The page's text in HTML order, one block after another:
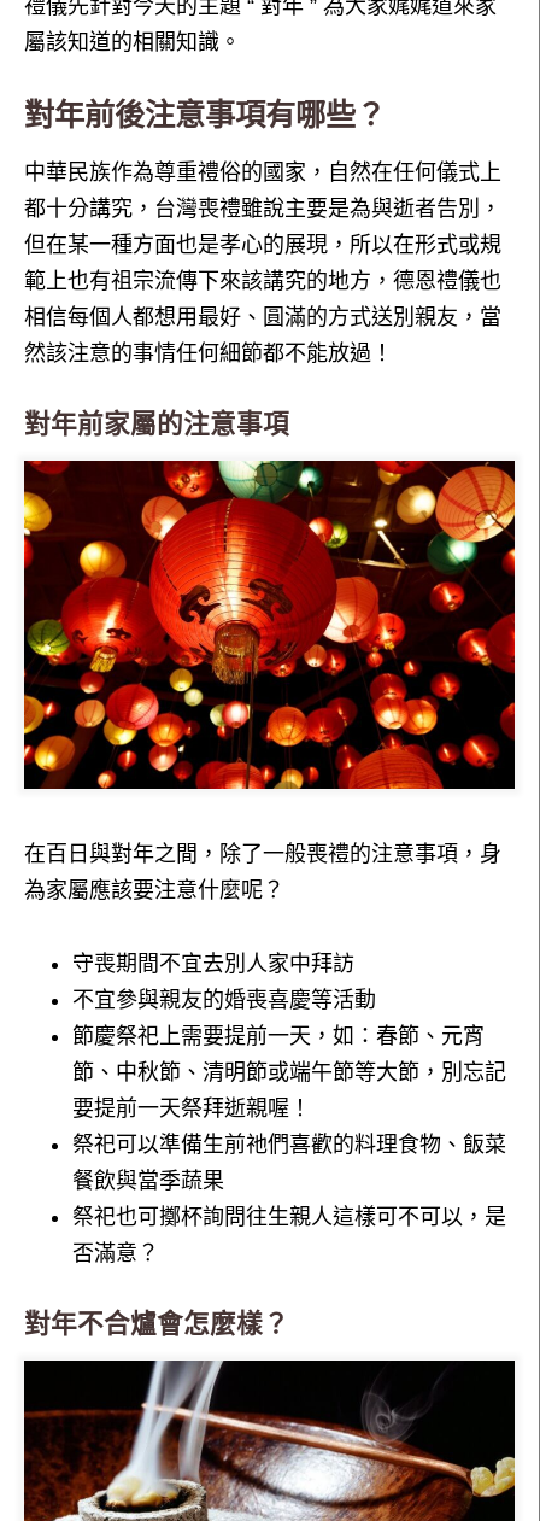
禮儀先針對今天的主題 “ 對年 ” 為大家娓娓道來家
屬該知道的相關知識。
對年前後注意事項有哪些？
中華民族作為尊重禮俗的國家，自然在任何儀式上
都十分講究，台灣喪禮雖說主要是為與逝者告別，
但在某一種方面也是孝心的展現，所以在形式或規
範上也有祖宗流傳下來該講究的地方，德恩禮儀也
相信每個人都想用最好、圓滿的方式送別親友，當
然該注意的事情任何細節都不能放過！
對年前家屬的注意事項
在百日與對年之間，除了一般喪禮的注意事項，身
為家屬應該要注意什麼呢？
守喪期間不宜去別人家中拜訪
不宜參與親友的婚喪喜慶等活動
節慶祭祀上需要提前一天，如：春節、元宵
節、中秋節、清明節或端午節等大節，別忘記
要提前一天祭拜逝親喔！
祭祀可以準備生前祂們喜歡的料理食物、飯菜
餐飲與當季蔬果
祭祀也可擲杯詢問往生親人這樣可不可以，是
否滿意？
對年不合爐會怎麼樣？